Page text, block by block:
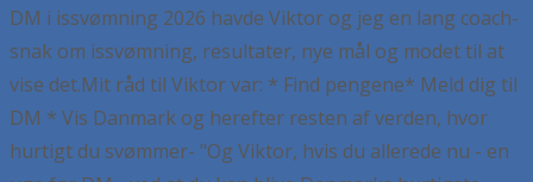
DM i issvømning 2026 havde Viktor og jeg en lang coach-
snak om issvømning, resultater, nye mål og modet til at
vise det.Mit råd til Viktor var: * Find pengene* Meld dig til
DM * Vis Danmark og herefter resten af verden, hvor
hurtigt du svømmer- "Og Viktor, hvis du allerede nu - en